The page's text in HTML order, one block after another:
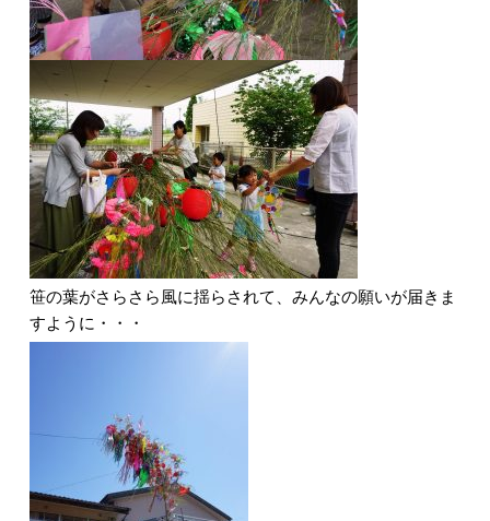
笹の葉がさらさら風に揺らされて、みんなの願いが届きま
すように・・・